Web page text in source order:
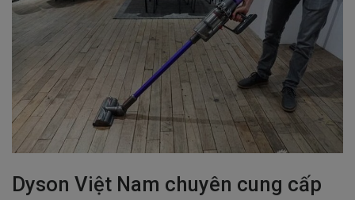
Dyson Việt Nam chuyên cung cấp